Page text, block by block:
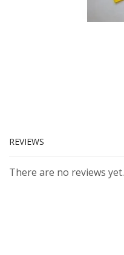
REVIEWS
There are no reviews yet.